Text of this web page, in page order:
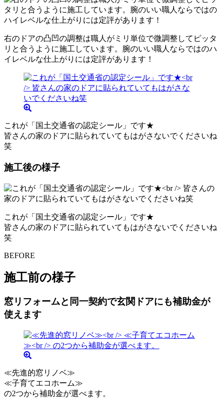
右のドアの凸凹の調整は職人がミリ単位で微調整してピッタ
リと合うように施工しています。腕のいい職人ならではのハ
イレベルな仕上がりには定評があります！
これが「国土交通省の認定シール」です★
皆さんの家のドアに貼られていてもはがさないでくださいね
笑
施工後の様子
これが「国土交通省の認定シール」です★
皆さんの家のドアに貼られていてもはがさないでくださいね
笑
BEFORE
施工前の様子
窓リフォームと同一契約で玄関ドアにも補助金が
使えます
≪先進的窓リノベ≫
≪子育てエコホーム≫
の2つから補助金が選べます。